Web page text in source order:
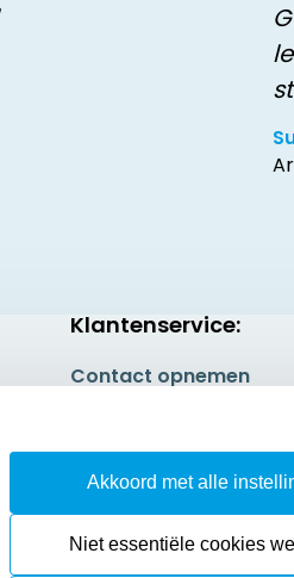
Klantenservice:
Contact opnemen
Herroepingsrecht
Akkoord met alle
Niet essentiële cookies